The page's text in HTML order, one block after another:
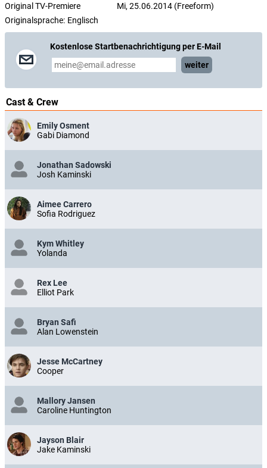
Original TV-Premiere
Mi, 25.06.2014 (Freeform)
Originalsprache: Englisch
Kostenlose Startbenachrichtigung per E-Mail
weiter
Cast & Crew
Emily Osment
Gabi Diamond
Jonathan Sadowski
Josh Kaminski
Aimee Carrero
Sofia Rodriguez
Kym Whitley
Yolanda
Rex Lee
Elliot Park
Bryan Safi
Alan Lowenstein
Jesse McCartney
Cooper
Mallory Jansen
Caroline Huntington
Jayson Blair
Jake Kaminski